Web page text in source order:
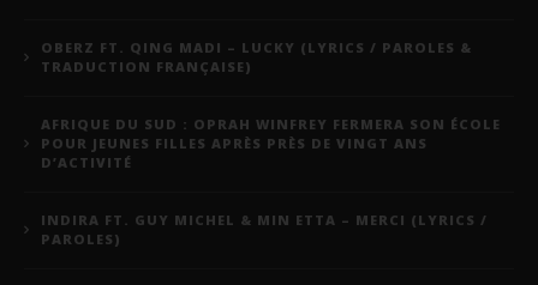
OBERZ FT. QING MADI – LUCKY (LYRICS / PAROLES &
TRADUCTION FRANÇAISE)
AFRIQUE DU SUD : OPRAH WINFREY FERMERA SON ÉCOLE
POUR JEUNES FILLES APRÈS PRÈS DE VINGT ANS
D’ACTIVITÉ
INDIRA FT. GUY MICHEL & MIN ETTA – MERCI (LYRICS /
PAROLES)